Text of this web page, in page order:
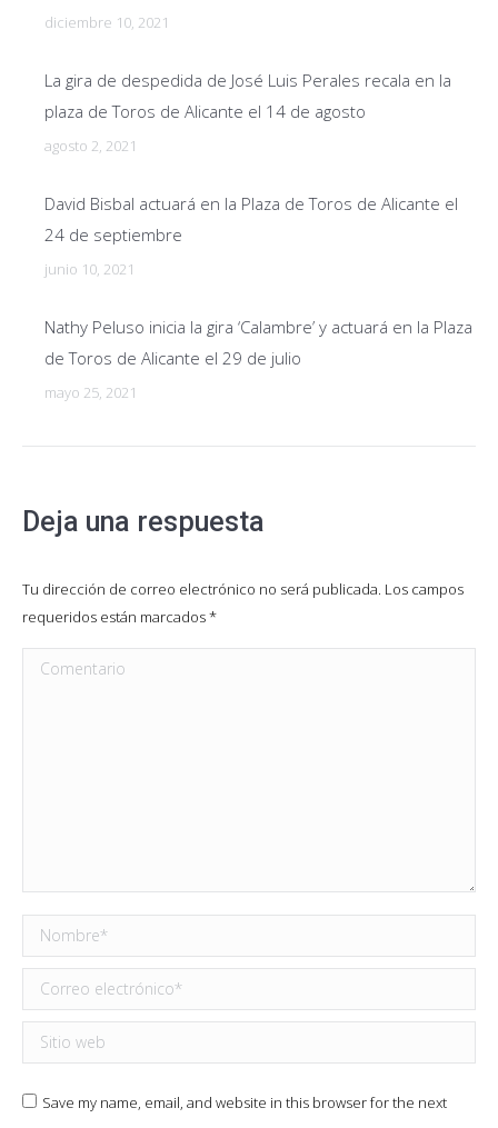
diciembre 10, 2021
La gira de despedida de José Luis Perales recala en la
plaza de Toros de Alicante el 14 de agosto
agosto 2, 2021
David Bisbal actuará en la Plaza de Toros de Alicante el
24 de septiembre
junio 10, 2021
Nathy Peluso inicia la gira ‘Calambre’ y actuará en la Plaza
de Toros de Alicante el 29 de julio
mayo 25, 2021
Deja una respuesta
Tu dirección de correo electrónico no será publicada. Los campos
requeridos están marcados*
Comentario
Nombre *
Correo electrónico *
Sitio web
Save my name, email, and website in this browser for the next